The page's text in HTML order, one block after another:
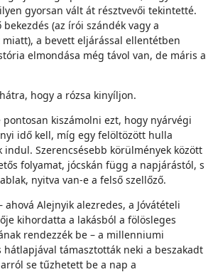
gyorsan vált át résztvevői tekintetté.
(az írói szándék vagy a
a bevett eljárással ellentétben
elmondása még távol van, de máris a
hogy a rózsa kinyíljon.
kiszámolni ezt, hogy nyárvégi
idő kell, míg egy felöltözött hulla
indul. Szerencsésebb körülmények között
folyamat, jócskán függ a napjárástól, s
nyitva van-e a felső szellőző.
Alejnyik alezredes, a Jóvátételi
kihordatta a lakásból a fölösleges
rendezzék be – a millenniumi
támasztották neki a beszakadt
se tűzhetett be a nap a